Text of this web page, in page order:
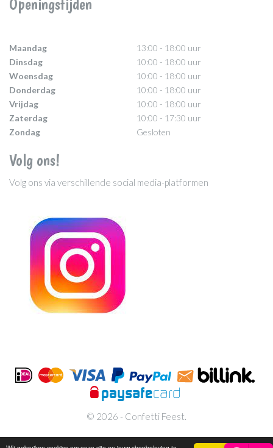
Maandag
13:00 - 18:00 uur
Dinsdag
10:00 - 18:00 uur
Woensdag
10:00 - 18:00 uur
Donderdag
10:00 - 18:00 uur
Vrijdag
10:00 - 18:00 uur
Zaterdag
10:00 - 17:30 uur
Zondag
Gesloten
Volg ons!
Volg ons via verschillende social media-platformen
© 2026 - Confetti Feest.